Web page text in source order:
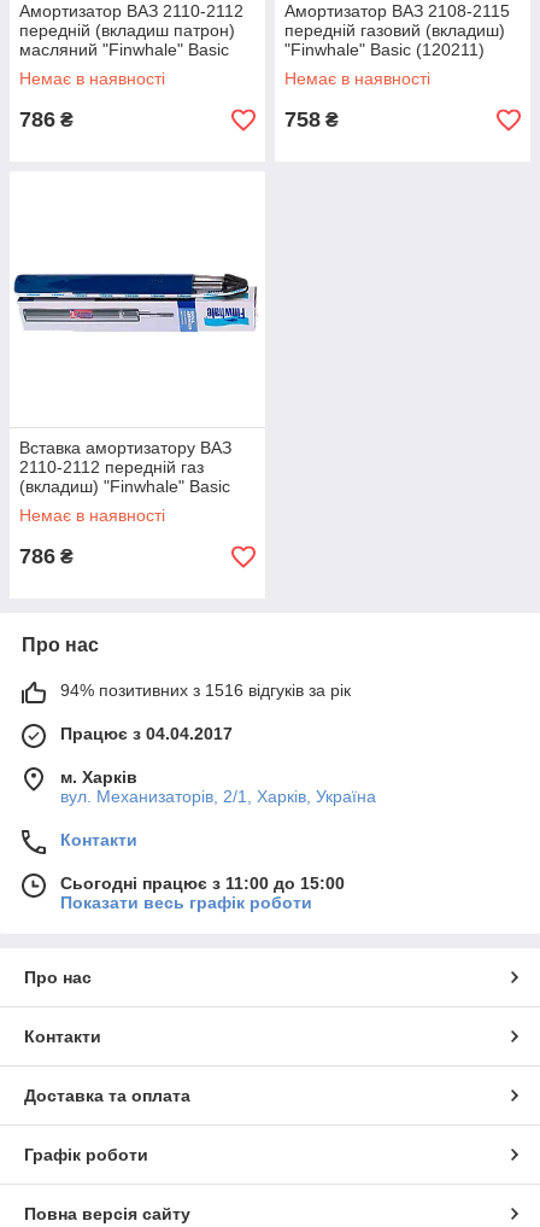
Амортизатор ВАЗ 2110-2112
передній (вкладиш патрон)
масляний "Finwhale" Basic
(120811)
Немає в наявності
786 ₴
Амортизатор ВАЗ 2108-2115
передній газовий (вкладиш)
"Finwhale" Basic (120211)
Немає в наявності
758 ₴
Вставка амортизатору ВАЗ
2110-2112 передній газ
(вкладиш) "Finwhale" Basic
(120821)
Немає в наявності
786 ₴
Про нас
94% позитивних з 1516 відгуків за рік
Працює з 04.04.2017
м. Харків
вул. Механизаторів, 2/1, Харків, Україна
Контакти
Сьогодні працює з 11:00 до 15:00
Показати весь графік роботи
Про нас
Контакти
Доставка та оплата
Графік роботи
Повна версія сайту